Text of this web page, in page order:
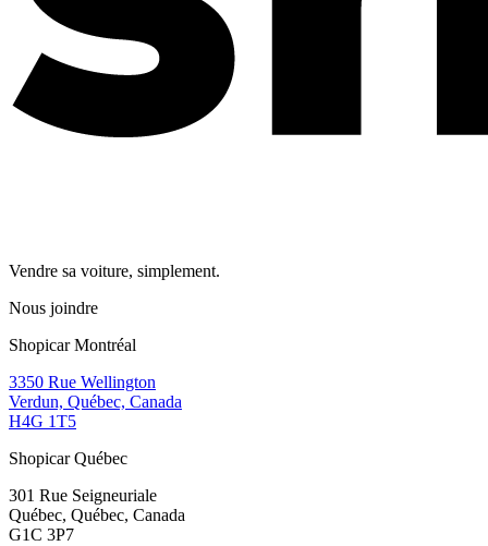
Vendre sa voiture, simplement.
Nous joindre
Shopicar Montréal
3350 Rue Wellington
Verdun, Québec, Canada
H4G 1T5
Shopicar Québec
301 Rue Seigneuriale
Québec, Québec, Canada
G1C 3P7